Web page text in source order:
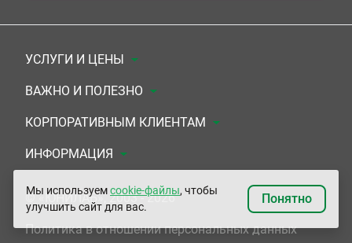
УСЛУГИ И ЦЕНЫ
Анализы
Комплексы
УЗИ
ЭКГ/Холтер/СМАД
Приемы врачей
ВАЖНО И ПОЛЕЗНО
Документы для заключения договора
Система скидок
Подарочные сертификаты
Сертификаты на комплексные программы
КОРПОРАТИВНЫМ КЛИЕНТАМ
Медицинским организациям
Прочим организациям
ИНФОРМАЦИЯ
О Компании
Контакты
© «ЮНИЛАБ», 2003 - 2026
Политика в отношении персональных данных
Мы используемcookie-файлы, чтобы
улучшить сайт для вас.
Понятно